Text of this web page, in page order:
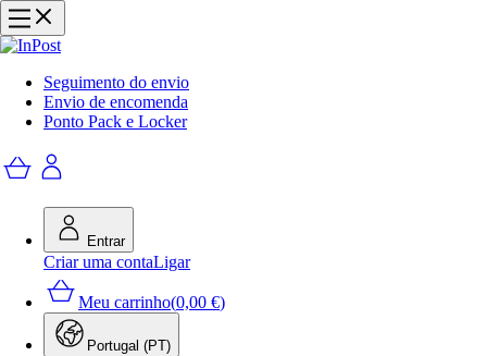
Seguimento do envio
Envio de encomenda
Ponto Pack e Locker
Entrar
Criar uma contaLigar
Meu carrinho(0,00 €)
Portugal (PT)